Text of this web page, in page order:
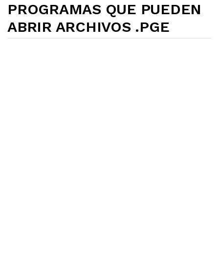
PROGRAMAS QUE PUEDEN
ABRIR ARCHIVOS .PGE